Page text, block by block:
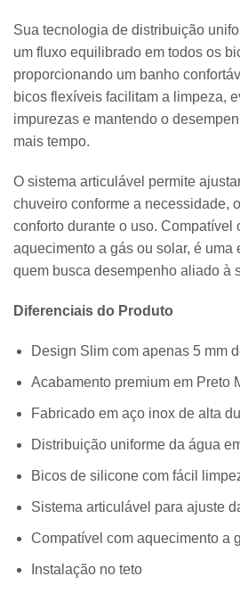
Sua tecnologia de distribuição
um fluxo equilibrado em todos os
proporcionando um banho
bicos flexíveis facilitam a limpeza,
impurezas e mantendo o
mais tempo.
O sistema articulável permite
chuveiro conforme a necessidade,
conforto durante o uso. Compatível
aquecimento a gás ou solar, é uma
quem busca desempenho aliado à
Diferenciais do Produto
Design Slim com apenas 5 mm
Acabamento premium em Preto
Fabricado em aço inox de alta
Distribuição uniforme da água
Bicos de silicone com fácil
Sistema articulável para ajuste
Compatível com aquecimento a
Instalação no teto